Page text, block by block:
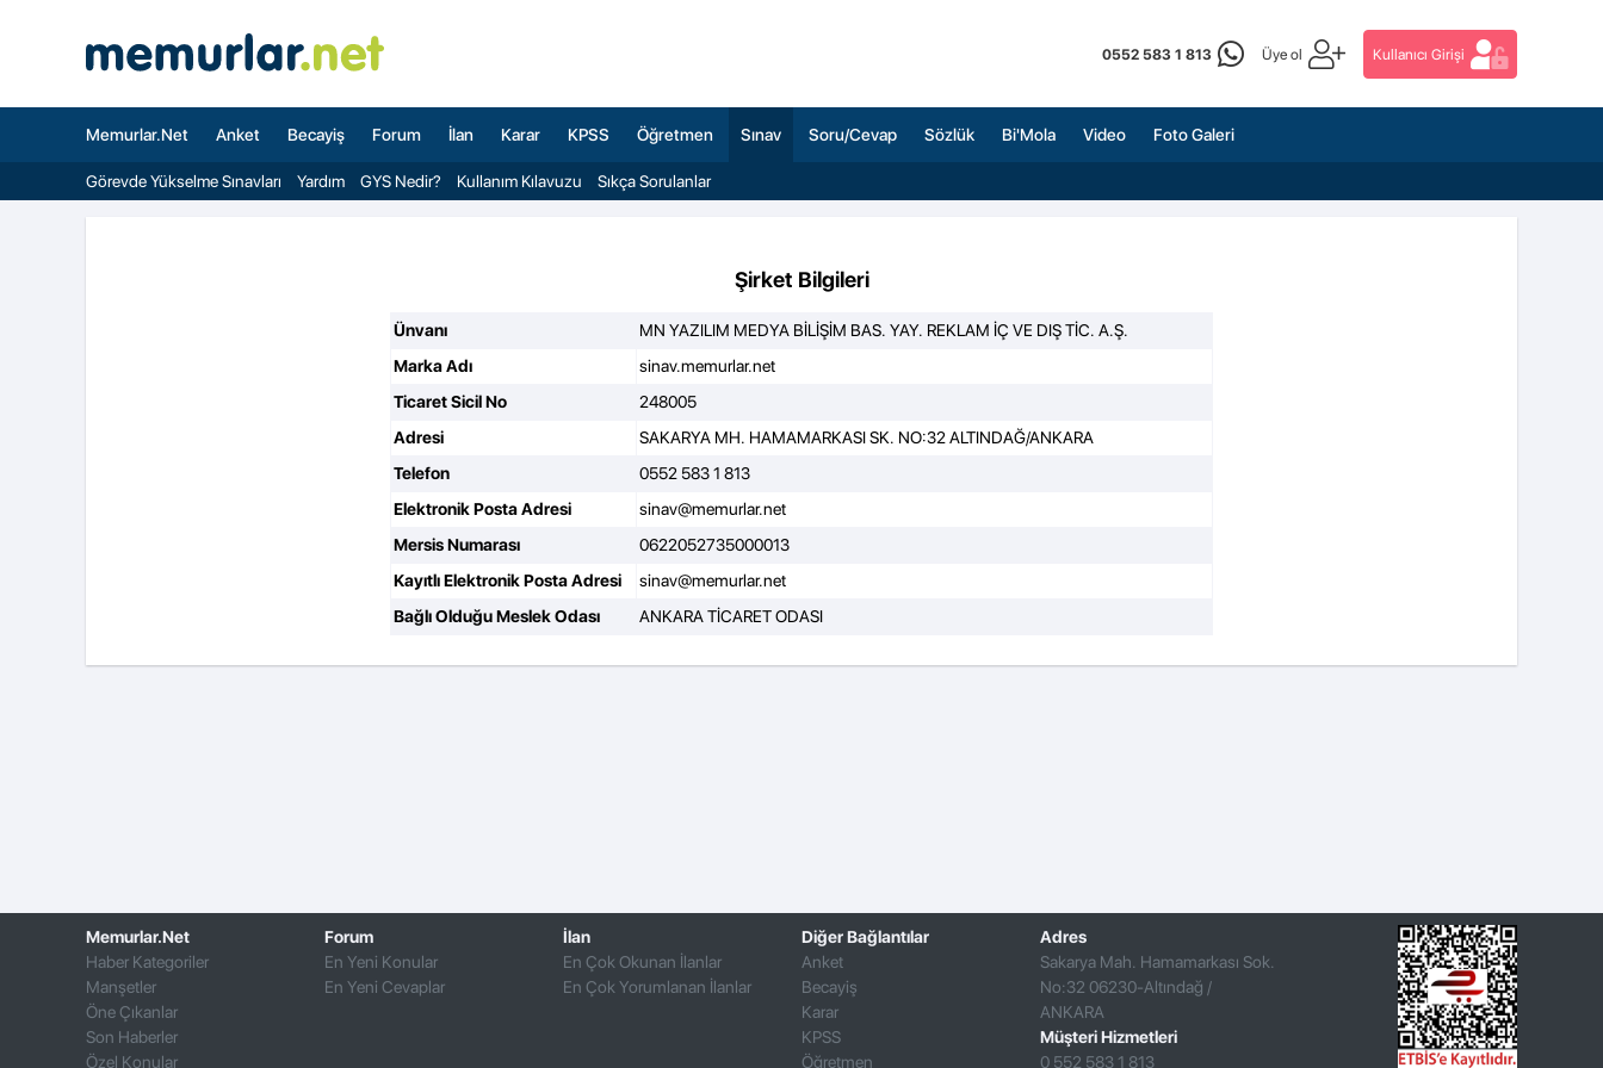
0552 583 1 813 Üye ol Kullanıcı Girişi
Memurlar.Net Anket Becayiş Forum İlan Karar KPSS Öğretmen Sınav Soru/Cevap Sözlük Bi'Mola Video Foto Galeri
Görevde Yükselme Sınavları Yardım GYS Nedir? Kullanım Kılavuzu Sıkça Sorulanlar
Şirket Bilgileri
Ünvanı
MN YAZILIM MEDYA BİLİŞİM BAS. YAY. REKLAM İÇ VE DIŞ TİC. A.Ş.
Marka Adı
sinav.memurlar.net
Ticaret Sicil No
248005
Adresi
SAKARYA MH. HAMAMARKASI SK. NO:32 ALTINDAĞ/ANKARA
Telefon
0552 583 1 813
Elektronik Posta Adresi
sinav@memurlar.net
Mersis Numarası
0622052735000013
Kayıtlı Elektronik Posta Adresi
sinav@memurlar.net
Bağlı Olduğu Meslek Odası
ANKARA TİCARET ODASI
Memurlar.Net
Haber Kategoriler
Manşetler
Öne Çıkanlar
Son Haberler
Özel Konular
Forum
En Yeni Konular
En Yeni Cevaplar
İlan
En Çok Okunan İlanlar
En Çok Yorumlanan İlanlar
Diğer Bağlantılar
Anket
Becayiş
Karar
KPSS
Öğretmen
Adres
Sakarya Mah. Hamamarkası Sok.
No:32 06230-Altındağ /
ANKARA
Müşteri Hizmetleri
0 552 583 1 813